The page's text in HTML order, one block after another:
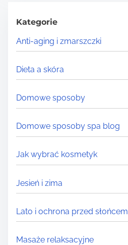
h
H
e
r
e
.
.
.
Kategorie
Anti-aging i zmarszczki
Dieta a skóra
Domowe sposoby
Domowe sposoby spa blog
Jak wybrać kosmetyk
Jesień i zima
Lato i ochrona przed słońcem
Masaże relaksacyjne